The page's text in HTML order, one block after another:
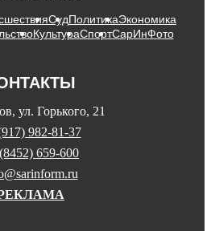
СудПолитикаЭкономика
КультураСпортСарИнФото
ул. Горького, 21
982-81-37
659-600